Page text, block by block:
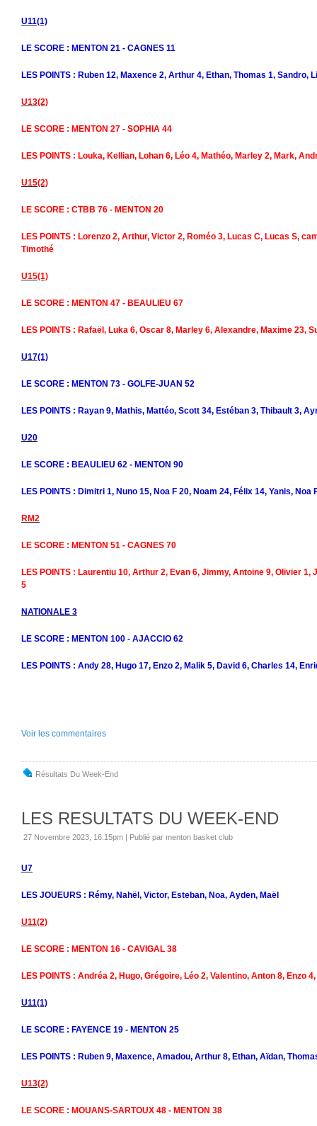
U11(1)
LE SCORE : MENTON 21 - CAGNES 11
LES POINTS : Ruben 12, Maxence 2, Arthur 4, Ethan, Thomas 1, Sandro,
U13(2)
LE SCORE : MENTON 27 - SOPHIA 44
LES POINTS : Louka, Kellian, Lohan 6, Léo 4, Mathéo, Marley 2, Mark,
U15(2)
LE SCORE : CTBB 76 - MENTON 20
LES POINTS : Lorenzo 2, Arthur, Victor 2, Roméo 3, Lucas C, Lucas S,
Timothé
U15(1)
LE SCORE : MENTON 47 - BEAULIEU 67
LES POINTS : Rafaël, Luka 6, Oscar 8, Marley 6, Alexandre, Maxime 23,
U17(1)
LE SCORE : MENTON 73 - GOLFE-JUAN 52
LES POINTS : Rayan 9, Mathis, Mattéo, Scott 34, Estéban 3, Thibault 3,
U20
LE SCORE : BEAULIEU 62 - MENTON 90
LES POINTS : Dimitri 1, Nuno 15, Noa F 20, Noam 24, Félix 14, Yanis, Noa
RM2
LE SCORE : MENTON 51 - CAGNES 70
LES POINTS : Laurentiu 10, Arthur 2, Evan 6, Jimmy, Antoine 9, Olivier 1,
5
NATIONALE 3
LE SCORE : MENTON 100 - AJACCIO 62
LES POINTS : Andy 28, Hugo 17, Enzo 2, Malik 5, David 6, Charles 14,
Voir les commentaires
Résultats Du Week-End
LES RESULTATS DU WEEK-END
27 Novembre 2023, 16:15pm | Publié par menton basket club
U7
LES JOUEURS : Rémy, Nahël, Victor, Esteban, Noa, Ayden, Maël
U11(2)
LE SCORE : MENTON 16 - CAVIGAL 38
LES POINTS : Andréa 2, Hugo, Grégoire, Léo 2, Valentino, Anton 8, Enzo
U11(1)
LE SCORE : FAYENCE 19 - MENTON 25
LES POINTS : Ruben 9, Maxence, Amadou, Arthur 8, Ethan, Aïdan,
U13(2)
LE SCORE : MOUANS-SARTOUX 48 - MENTON 38